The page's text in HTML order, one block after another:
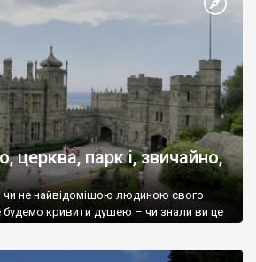
церква, парк і, звичайно,
чи не найвідомішою людиною свого
будемо кривити душею – чи знали ви це